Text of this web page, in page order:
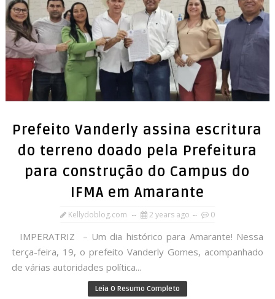
Prefeito Vanderly assina escritura
do terreno doado pela Prefeitura
para construção do Campus do
IFMA em Amarante
Kellydoblog.com 2 years ago 0
IMPERATRIZ – Um dia histórico para Amarante! Nessa
terça-feira, 19, o prefeito Vanderly Gomes, acompanhado
de várias autoridades política...
Leia O Resumo Completo